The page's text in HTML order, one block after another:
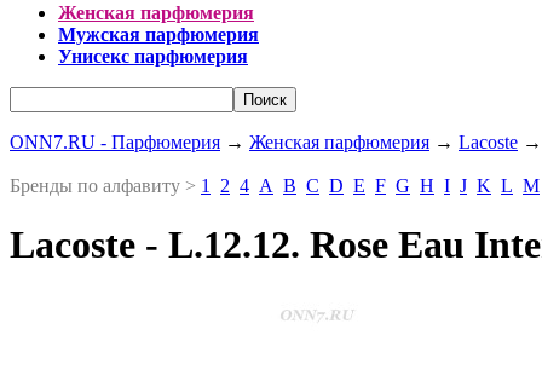
Женская парфюмерия
Мужская парфюмерия
Унисекс парфюмерия
ONN7.RU - Парфюмерия → Женская парфюмерия → Lacoste
Бренды по алфавиту > 1 2 4 A B C D E F G H I J K L M
Lacoste - L.12.12. Rose Eau